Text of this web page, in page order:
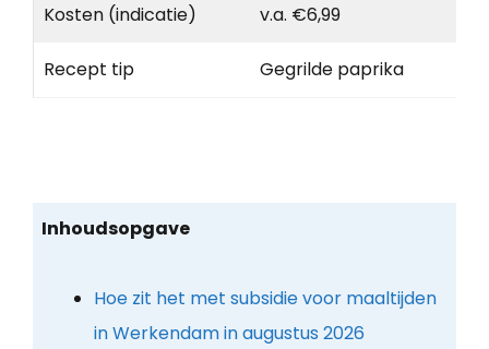
Kosten (indicatie) v.a. €6,99
Recept tip Gegrilde paprika
Inhoudsopgave
Hoe zit het met subsidie voor maaltijden
in Werkendam in augustus 2026